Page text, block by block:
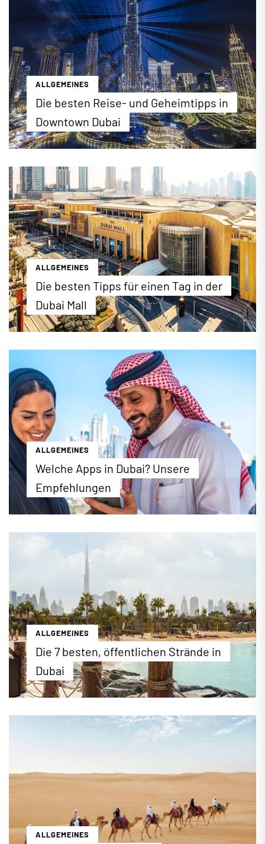
...mehr erfahren
ALLGEMEINES
Die besten Reise- und Geheimtipps in
Downtown Dubai
"The Centre of Now"! Downtown Dubai verkörpert
Metropole Dubai so berühmt macht. Vom Burj
Khalifa bis zum Dubai Fountain: Bei einer
Entdeckungsreise durch das Viertel der
Superlative lernen Sie nicht nur berühmte
Sehenswürdigkeiten, sondern auch etliche
Geheimtipps kennen, die den Besuch des neuen
Stadtzentrums so einzigartig machen.
ALLGEMEINES
Die besten Tipps für einen Tag in der
Dubai Mall
1,1 Millionen Quadratmeter, über 1300 Geschäfte,
vier Etagen und über 220 Juweliere – die Zahlen
und Fakten der Dubai Mall sind schlicht und
ergreifend rekordverdächtig. Wer die Dubai Mall
ausgiebig kennenlernen möchte, sollte am besten
einen ganzen Tag einplanen, um die bunte Auswahl
an Aktivitäten voll auskosten zu können.
...mehr erfahren
ALLGEMEINES
Welche Apps in Dubai? Unsere
Empfehlungen
Die richtigen Apps machen jeden Urlaub einfacher.
weit und breit keines zu sehen ist, lohnt sich ein
Blick aufs Smartphone. Viele praktische Apps, die
Sie in Deutschland verwenden […]
...mehr erfahren
ALLGEMEINES
Die 7 besten, öffentlichen Strände in
Dubai
Auf einer Küstenlänge von mehr als 60 Kilometern
Dubai jede Menge Sand, Sonne und blaues Wasser
bestens ausgestattet sind und Besucher mit tollen
sportlichen und gastronomischen Angeboten
...mehr erfahren
ALLGEMEINES